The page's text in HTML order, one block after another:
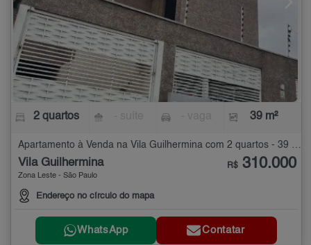
2 quartos 39 m²
Vila Guilhermina
Zona Leste - São Paulo
Endereço no círculo do mapa
R$ 310.000
WhatsApp Contatar